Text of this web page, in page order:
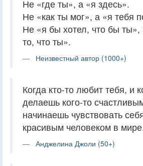
Не «где ты», а «я здесь».
Не «как ты мог», а «я тебя
Не «я бы хотел, что бы ты»,
то, что ты».
Неизвестный автор (1000+)
Когда кто-то любит тебя, и
делаешь кого-то
начинаешь чувствовать
красивым человеком в
Анджелина Джоли (50+)